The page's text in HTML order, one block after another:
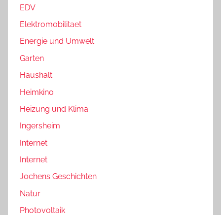
EDV
Elektromobilitaet
Energie und Umwelt
Garten
Haushalt
Heimkino
Heizung und Klima
Ingersheim
Internet
Internet
Jochens Geschichten
Natur
Photovoltaik